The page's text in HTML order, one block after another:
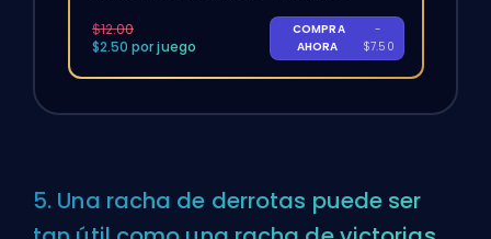
$12.00
$2.50 por juego
COMPRA
AHORA
-
$7.50
5. Una racha de derrotas puede ser